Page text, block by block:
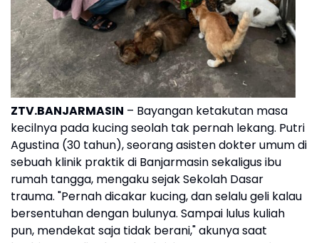
ZTV.BANJARMASIN – Bayangan ketakutan masa
kecilnya pada kucing seolah tak pernah lekang. Putri
Agustina (30 tahun), seorang asisten dokter umum di
sebuah klinik praktik di Banjarmasin sekaligus ibu
rumah tangga, mengaku sejak Sekolah Dasar
trauma. "Pernah dicakar kucing, dan selalu geli kalau
bersentuhan dengan bulunya. Sampai lulus kuliah
pun, mendekat saja tidak berani," akunya saat